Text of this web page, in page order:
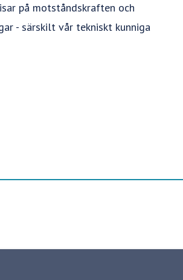
på motståndskraften och
- särskilt vår tekniskt kunniga